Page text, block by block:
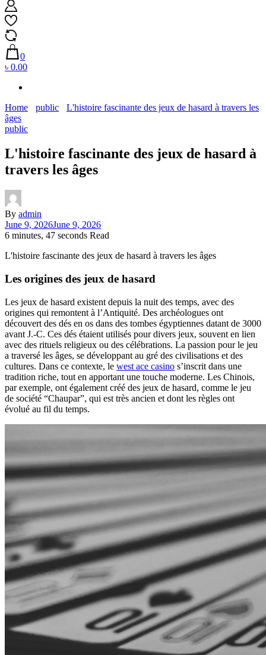
0
৳ 0.00
Home public
L'histoire fascinante des jeux de hasard à travers les
âges
public
L'histoire fascinante des jeux de hasard à
travers les âges
By admin
June 9, 2026June 9, 2026
6 minutes, 47 seconds Read
L'histoire fascinante des jeux de hasard à travers les âges
Les origines des jeux de hasard
Les jeux de hasard existent depuis la nuit des temps, avec des
origines qui remontent à l’Antiquité. Des archéologues ont
découvert des dés en os dans des tombes égyptiennes datant de 3000
avant J.-C. Ces dés étaient utilisés pour divers jeux, souvent en lien
avec des rituels religieux ou des célébrations. La passion pour le jeu
a traversé les âges, se développant au gré des civilisations et des
cultures. Dans ce contexte, le west ace casino s’inscrit dans une
tradition riche, tout en apportant une touche moderne. Les Chinois,
par exemple, ont également créé des jeux de hasard, comme le jeu
de société “Chaupar”, qui est très ancien et dont les règles ont
évolué au fil du temps.